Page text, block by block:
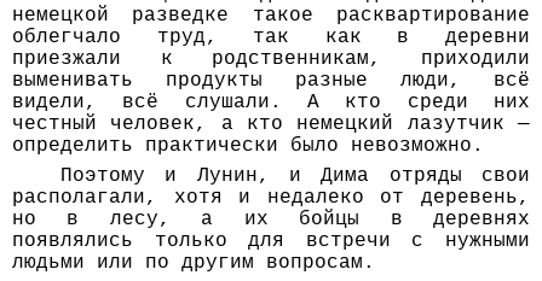
немецкой разведке такое расквартирование
облегчало труд, так как в деревни
приезжали к родственникам, приходили
выменивать продукты разные люди, всё
видели, всё слушали. А кто среди них
честный человек, а кто немецкий лазутчик —
определить практически было невозможно.
Поэтому и Лунин, и Дима отряды свои
располагали, хотя и недалеко от деревень,
но в лесу, а их бойцы в деревнях
появлялись только для встречи с нужными
людьми или по другим вопросам.